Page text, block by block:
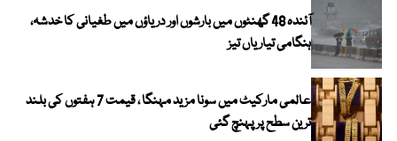
آئندہ 48 گھنٹوں میں بارشوں اور دریاؤں میں طغیانی کا خدشہ،
ہنگامی تیاریاں تیز
عالمی مارکیٹ میں سونا مزید مہنگا ، قیمت 7 ہفتوں کی بلند
ترین سطح پر پہنچ گئی